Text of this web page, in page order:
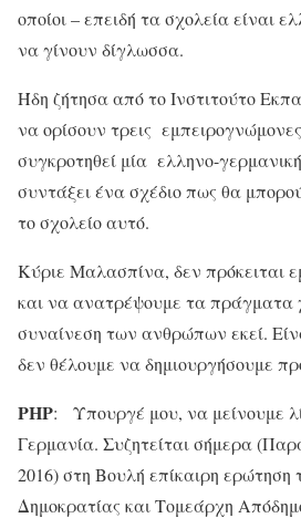
οποίοι – επειδή τα σχολεία είναι
να γίνουν δίγλωσσα.
Ήδη ζήτησα από το Ινστιτούτο
να ορίσουν τρεις
συγκροτηθεί μία ελληνο-
συντάξει ένα σχέδιο πως θα
το σχολείο αυτό.
Κύριε Μαλασπίνα, δεν πρόκειται
και να ανατρέψουμε τα πράγματα
συναίνεση των ανθρώπων εκεί.
δεν θέλουμε να δημιουργήσουμε
ΡΗΡ: Υπουργέ μου, να μείνουμε
Γερμανία. Συζητείται σήμερα
2016) στη Βουλή επίκαιρη ερώτηση
Δημοκρατίας και Τομεάρχη